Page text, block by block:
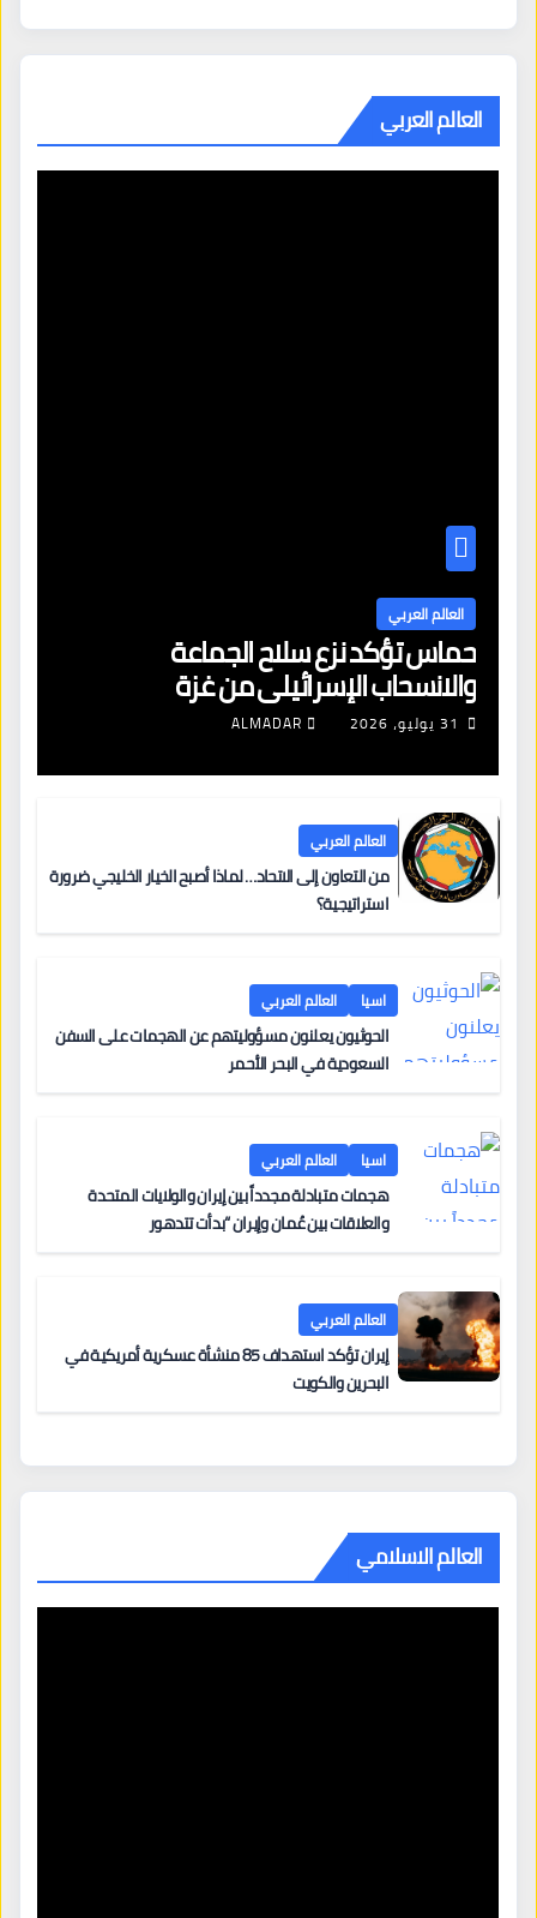
العالم العربي
العالم العربي
حماس تؤكد نزع سلاح الجماعة
والانسحاب الإسرائيلي من غزة
31 يوليو، 2026 ALMADAR
العالم العربي
من التعاون إلى الاتحاد… لماذا أصبح الخيار الخليجي ضرورة
استراتيجية؟
اسيا العالم العربي
الحوثيون يعلنون مسؤوليتهم عن الهجمات على السفن
السعودية في البحر الأحمر
اسيا العالم العربي
هجمات متبادلة مجدداً بين إيران والولايات المتحدة
والعلاقات بين عُمان وإيران “بدأت تتدهور
العالم العربي
إيران تؤكد استهداف 85 منشأة عسكرية أمريكية في
البحرين والكويت
العالم الاسلامي